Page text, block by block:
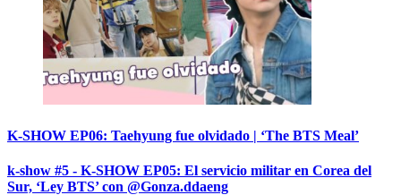
K-SHOW EP06: Taehyung fue olvidado | ‘The BTS Meal’
k-show #5 - K-SHOW EP05: El servicio militar en Corea del
Sur, ‘Ley BTS’ con @Gonza.ddaeng